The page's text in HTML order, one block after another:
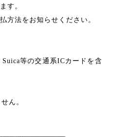
す。
方法をお知らせください。
等の交通系ICカードを含
ん。